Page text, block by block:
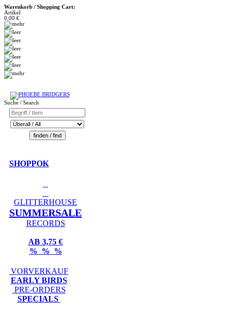
Warenkorb / Shopping Cart:
Artikel
0,00 €
Suche / Search
SHOPPOK
GLITTERHOUSE
SUMMERSALE
RECORDS
AB 3,75 €
% % %
VORVERKAUF
EARLY BIRDS
PRE-ORDERS
SPECIALS